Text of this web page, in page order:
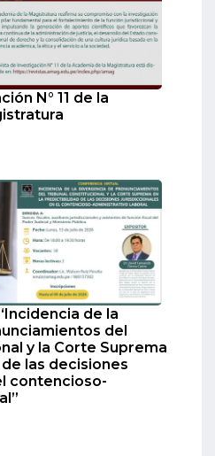
N° 11 de la
de la
del
y la Corte Suprema
las decisiones
contencioso-